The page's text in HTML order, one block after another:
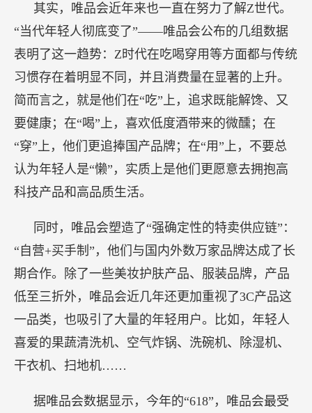
其实，唯品会近年来也一直在努力了解Z世代。
“当代年轻人彻底变了”——唯品会公布的几组数据
表明了这一趋势：Z时代在吃喝穿用等方面都与传统
习惯存在着明显不同，并且消费量在显著的上升。
简而言之，就是他们在“吃”上，追求既能解馋、又
要健康；在“喝”上，喜欢低度酒带来的微醺；在
“穿”上，他们更追捧国产品牌；在“用”上，不要总
认为年轻人是“懒”，实质上是他们更愿意去拥抱高
科技产品和高品质生活。
同时，唯品会塑造了“强确定性的特卖供应链”：
“自营+买手制”，他们与国内外数万家品牌达成了长
期合作。除了一些美妆护肤产品、服装品牌，产品
低至三折外，唯品会近几年还更加重视了3C产品这
一品类，也吸引了大量的年轻用户。比如，年轻人
喜爱的果蔬清洗机、空气炸锅、洗碗机、除湿机、
干衣机、扫地机……
据唯品会数据显示，今年的“618”，唯品会最受